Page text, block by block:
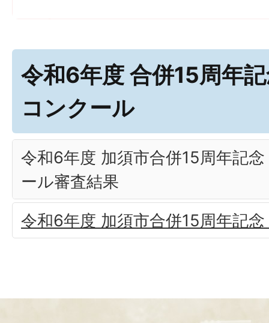
令和6年度 合併15周年
コンクール
令和6年度 加須市合併15周年記
ール審査結果
令和6年度 加須市合併15周年記